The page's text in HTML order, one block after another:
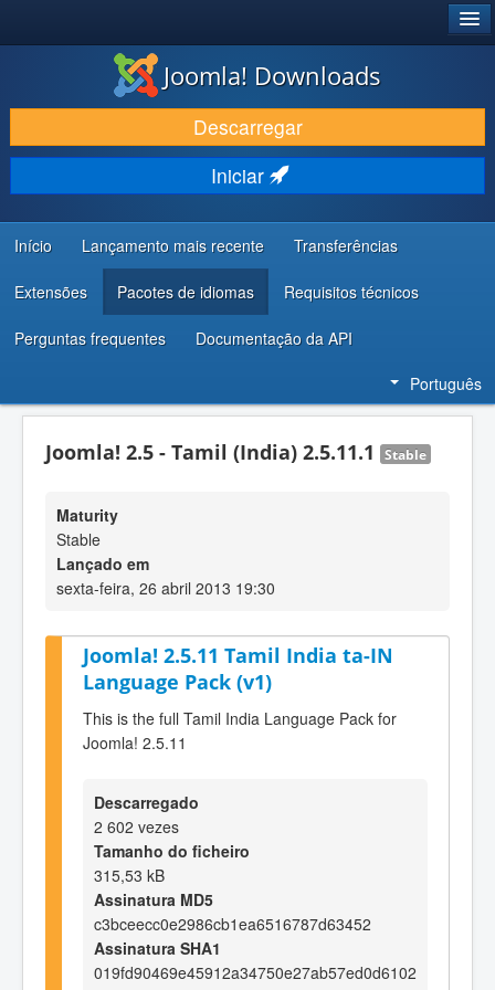
DESCARREGAR E EVOLUIR
DESCOBRIR E APRENDER
COMUNIDADE E SUPORTE
RECURSOS PARA PROGRAMADORES
Joomla! Downloads
Descarregar
Iniciar
Início Lançamento mais recente Transferências
Extensões Pacotes de idiomas Requisitos técnicos
Perguntas frequentes Documentação da API
Português
Joomla! 2.5 - Tamil (India) 2.5.11.1 Stable
Maturity
Stable
Lançado em
sexta-feira, 26 abril 2013 19:30
Joomla! 2.5.11 Tamil India ta-IN
Language Pack (v1)
This is the full Tamil India Language Pack for
Joomla! 2.5.11
Descarregado
2 602 vezes
Tamanho do ficheiro
315,53 kB
Assinatura MD5
c3bceecc0e2986cb1ea6516787d63452
Assinatura SHA1
019fd90469e45912a34750e27ab57ed0d6102